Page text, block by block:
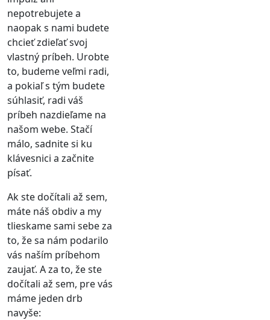
nepotrebujete a
naopak s nami budete
chcieť zdieľať svoj
vlastný príbeh. Urobte
to, budeme veľmi radi,
a pokiaľ s tým budete
súhlasiť, radi váš
príbeh nazdieľame na
našom webe. Stačí
málo, sadnite si ku
klávesnici a začnite
písať.
Ak ste dočítali až sem,
máte náš obdiv a my
tlieskame sami sebe za
to, že sa nám podarilo
vás naším príbehom
zaujať. A za to, že ste
dočítali až sem, pre vás
máme jeden drb
navyše: